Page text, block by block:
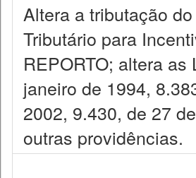
Altera a tributação
Tributário para
REPORTO; altera
janeiro de 1994,
2002, 9.430, de 27
outras providências.